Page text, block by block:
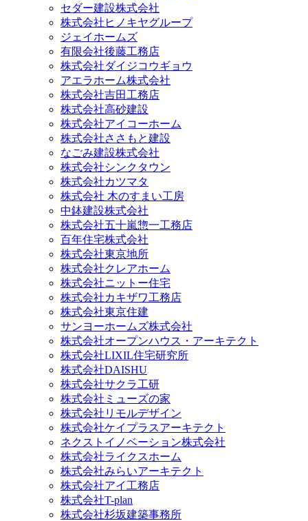
セダー建設株式会社
株式会社ヒノキヤグループ
ジェイホームズ
有限会社後藤工務店
株式会社ダイジコウギョウ
アエラホーム株式会社
株式会社吉田工務店
株式会社高砂建設
株式会社アイコーホーム
株式会社ささもと建設
なごみ建設株式会社
株式会社シンクタウン
株式会社カツマタ
株式会社 木のすまい工房
中鉢建設株式会社
株式会社五十嵐惣一工務店
百年住宅株式会社
株式会社東京地所
株式会社クレアホーム
株式会社ニットー住宅
株式会社カキザワ工務店
株式会社東京住建
サンヨーホームズ株式会社
株式会社オープンハウス・アーキテクト
株式会社LIXIL住宅研究所
株式会社DAISHU
株式会社サクラ工研
株式会社ミューズの家
株式会社リモルデザイン
株式会社ケイプラスアーキテクト
ネクストイノベーション株式会社
株式会社ライクスホーム
株式会社みらいアーキテクト
株式会社アイ工務店
株式会社T-plan
株式会社杉坂建築事務所